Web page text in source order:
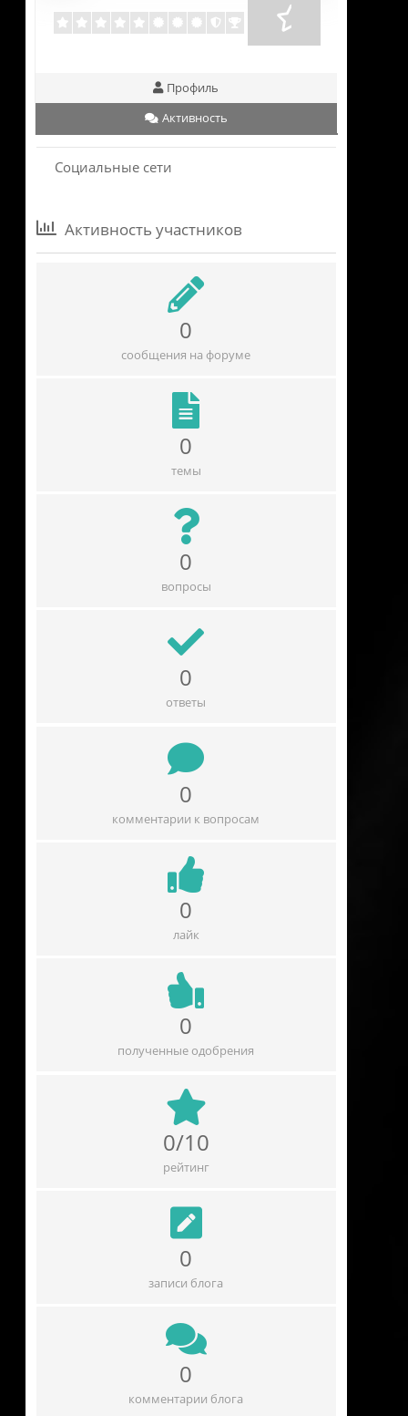
Профиль
Активность
Социальные сети
Активность участников
0
сообщения на форуме
0
темы
0
вопросы
0
ответы
0
комментарии к вопросам
0
лайк
0
полученные одобрения
0/10
рейтинг
0
записи блога
0
комментарии блога